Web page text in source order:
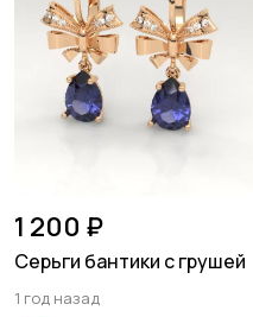
1 200 ₽
Серьги бантики с грушей
1 год назад